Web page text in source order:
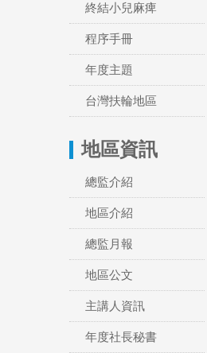
終結小兒麻痺
程序手冊
年度主題
台灣扶輪地區
地區資訊
總監介紹
地區介紹
總監月報
地區公文
主講人資訊
年度社長秘書